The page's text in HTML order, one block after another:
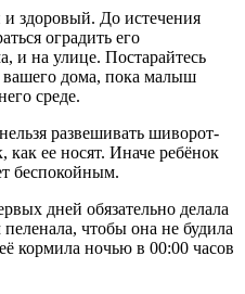
здоровый. До истечения
оградить его
и на улице. Постарайтесь
дома, пока малыш
среде.
развешивать шиворот-
как ее носят. Иначе ребёнок
беспокойным.
дней обязательно делала
чтобы она не будила
кормила ночью в 00:00 часов